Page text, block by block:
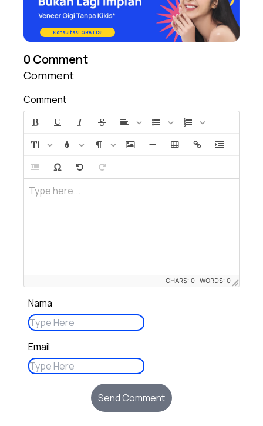
Konsultasi GRATIS!
0 Comment
Comment
Comment
Type here...
CHARS: 0 WORDS: 0
Nama
Email
Send Comment